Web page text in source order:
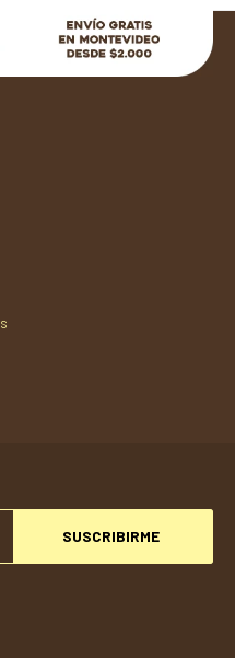
SUSCRIBIRME